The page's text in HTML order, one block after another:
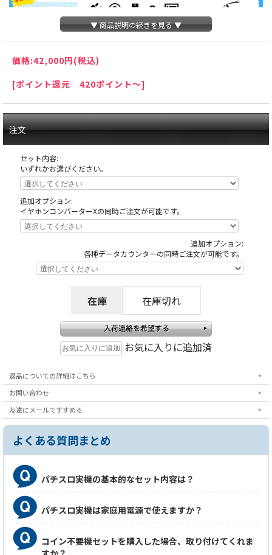
天井の木枠部分に島へ固定する為にホールが空けたネジ穴がありますが、これ
は修復できない部分ですので予めご了承下さい。
※こちらの台は商品の特性上、補修できないメッキ
傷・塗装ハゲが多くありますのでご了承ください。
※経年劣化により短時間の電源オフでバックアップ
は保証対象外となりますので予めご了承ください。
訳 あり詳細
こちらの商品はウーファー基盤不良のため、ウーフ
ァーからの音声出力が行えません。メインスピーカ
ーからの出力は問題なく遊技に支障はございません
が、保証対象外となりますのでご了承の上ご購入を
お願い致します。ウーファー本体は取り外した状態
での出荷となります。
▼ 商品説明の続きを見る ▼
価格:42,000円(税込)
[ポイント還元 420ポイント～]
注文
セット内容:
いずれかお選びください。
追加オプション:
イヤホンコンバーターXの同時ご注文が可能です。
追加オプション:
各種データカウンターの同時ご注文が可能です。
在庫 在庫切れ
お気に入りに追加済
返品についての詳細はこちら
お問い合わせ
友達にメールですすめる
よくある質問まとめ
パチスロ実機の基本的なセット内容は？
パチスロ実機は家庭用電源で使えますか？
コイン不要機セットを購入した場合、取り付けてくれま